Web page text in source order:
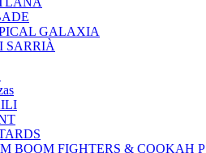
GALAXIA
SARRIÀ
BOOM FIGHTERS & COOKAH P